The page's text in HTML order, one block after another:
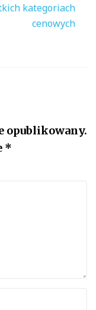
kategoriach
cenowych
opublikowany.
*